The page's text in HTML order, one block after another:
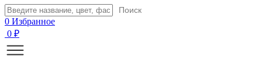
Поиск
0 Избранное
0 ₽